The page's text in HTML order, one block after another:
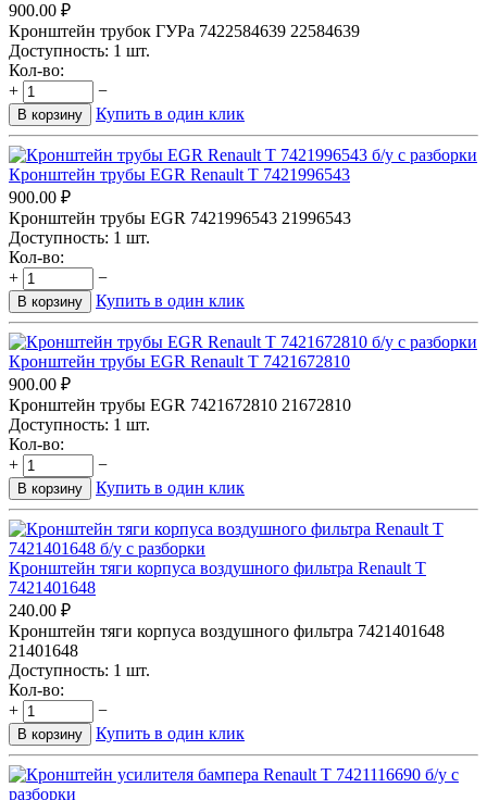
900.00 ₽
Кронштейн трубок ГУРа 7422584639 22584639
Доступность: 1 шт.
Кол-во:
+
−
В корзину Купить в один клик
Кронштейн трубы EGR Renault T 7421996543
900.00 ₽
Кронштейн трубы EGR 7421996543 21996543
Доступность: 1 шт.
Кол-во:
+
−
В корзину Купить в один клик
Кронштейн трубы EGR Renault T 7421672810
900.00 ₽
Кронштейн трубы EGR 7421672810 21672810
Доступность: 1 шт.
Кол-во:
+
−
В корзину Купить в один клик
Кронштейн тяги корпуса воздушного фильтра Renault T
7421401648
240.00 ₽
Кронштейн тяги корпуса воздушного фильтра 7421401648
21401648
Доступность: 1 шт.
Кол-во:
+
−
В корзину Купить в один клик